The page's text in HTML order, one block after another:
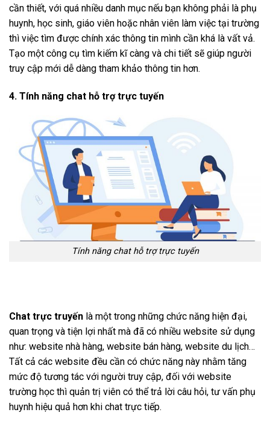
cần thiết, với quá nhiều danh mục nếu bạn không phải là phụ
huynh, học sinh, giáo viên hoặc nhân viên làm việc tại trường
thì việc tìm được chính xác thông tin mình cần khá là vất vả.
Tạo một công cụ tìm kiếm kĩ càng và chi tiết sẽ giúp người
truy cập mới dễ dàng tham khảo thông tin hơn.
4. Tính năng chat hỗ trợ trực tuyến
Tính năng chat hỗ trợ trực tuyến
Chat trực truyến là một trong những chức năng hiện đại,
quan trọng và tiện lợi nhất mà đã có nhiều website sử dụng
như: website nhà hàng, website bán hàng, website du lịch…
Tất cả các website đều cần có chức năng này nhằm tăng
mức độ tương tác với người truy cập, đối với website
trường học thì quản trị viên có thể trả lời câu hỏi, tư vấn phụ
huynh hiệu quả hơn khi chat trực tiếp.